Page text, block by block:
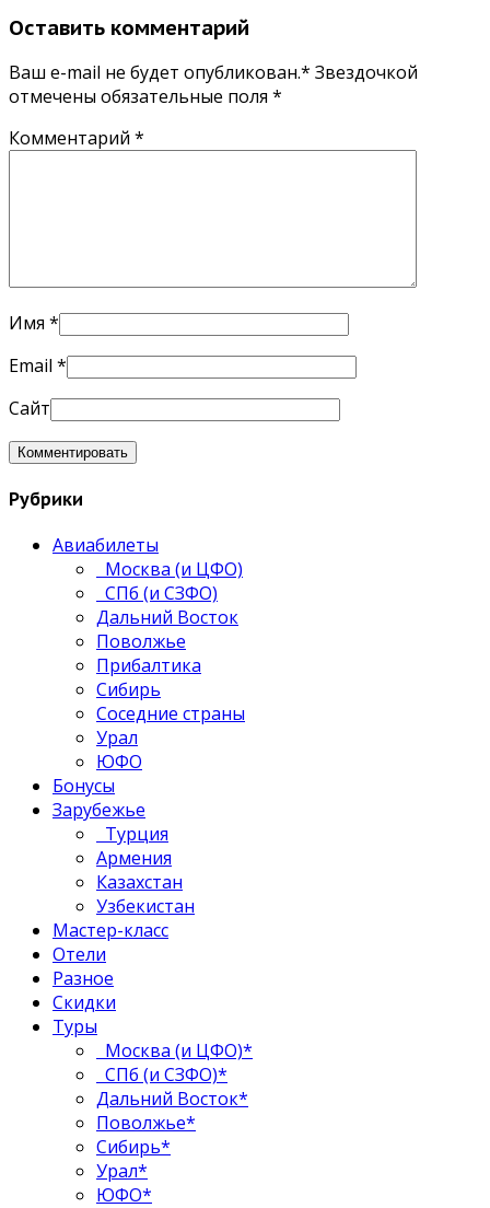
Оставить комментарий
Ваш e-mail не будет опубликован.* Звездочкой
отмечены обязательные поля *
Комментарий *
Имя *
Email *
Сайт
Рубрики
Авиабилеты
Москва (и ЦФО)
СПб (и СЗФО)
Дальний Восток
Поволжье
Прибалтика
Сибирь
Соседние страны
Урал
ЮФО
Бонусы
Зарубежье
Турция
Армения
Казахстан
Узбекистан
Мастер-класс
Отели
Разное
Скидки
Туры
Москва (и ЦФО)*
СПб (и СЗФО)*
Дальний Восток*
Поволжье*
Сибирь*
Урал*
ЮФО*